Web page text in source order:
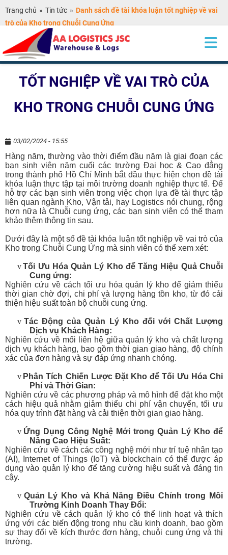
Trang chủ » Tin tức » Danh sách đề tài khóa luận tốt nghiệp về vai
trò của Kho trong Chuỗi Cung Ứng
DANH SÁCH ĐỀ TÀI KHÓA LUẬN
TỐT NGHIỆP VỀ VAI TRÒ CỦA
KHO TRONG CHUỖI CUNG ỨNG
03/02/2024 - 15:55
Hàng năm, thường vào thời điểm đầu năm là giai đoạn các
bạn sinh viên năm cuối các trường Đại học & Cao đẳng
trong thành phố Hồ Chí Minh bắt đầu thực hiện chọn đề tài
khóa luận thực tập tại môi trường doanh nghiệp thực tế. Để
hỗ trợ các bạn sinh viên trong việc chọn lựa đề tài thực tập
liên quan ngành Kho, Vận tải, hay Logistics nói chung, rộng
hơn nữa là Chuỗi cung ứng, các bạn sinh viên có thể tham
khảo thêm thông tin sau.
Dưới đây là một số đề tài khóa luận tốt nghiệp về vai trò của
Kho trong Chuỗi Cung Ứng mà sinh viên có thể xem xét:
vTối Ưu Hóa Quản Lý Kho để Tăng Hiệu Quả Chuỗi
Cung ứng:
Nghiên cứu về cách tối ưu hóa quản lý kho để giảm thiểu
thời gian chờ đợi, chi phí và lượng hàng tồn kho, từ đó cải
thiện hiệu suất toàn bộ chuỗi cung ứng.
v Tác Động của Quản Lý Kho đối với Chất Lượng
Dịch vụ Khách Hàng:
Nghiên cứu về mối liên hệ giữa quản lý kho và chất lượng
dịch vụ khách hàng, bao gồm thời gian giao hàng, độ chính
xác của đơn hàng và sự đáp ứng nhanh chóng.
v Phân Tích Chiến Lược Đặt Kho để Tối Ưu Hóa Chi
Phí và Thời Gian:
Nghiên cứu về các phương pháp và mô hình để đặt kho một
cách hiệu quả nhằm giảm thiểu chi phí vận chuyển, tối ưu
hóa quy trình đặt hàng và cải thiện thời gian giao hàng.
v Ứng Dụng Công Nghệ Mới trong Quản Lý Kho để
Nâng Cao Hiệu Suất:
Nghiên cứu về cách các công nghệ mới như trí tuệ nhân tạo
(AI), Internet of Things (IoT) và blockchain có thể được áp
dụng vào quản lý kho để tăng cường hiệu suất và đáng tin
cậy.
v Quản Lý Kho và Khả Năng Điều Chỉnh trong Môi
Trường Kinh Doanh Thay Đổi:
Nghiên cứu về cách quản lý kho có thể linh hoạt và thích
ứng với các biến động trong nhu cầu kinh doanh, bao gồm
sự thay đổi về kích thước đơn hàng, chuỗi cung ứng và thị
trường.